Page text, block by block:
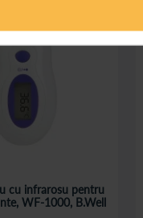
cu infrarosu pentru
WF-1000, B.Well